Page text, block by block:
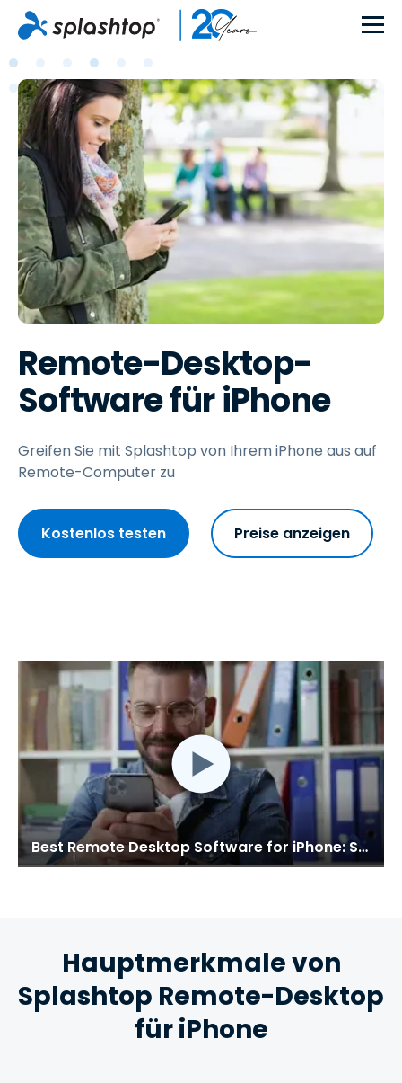
Remote-Desktop-
Software für iPhone
Greifen Sie mit Splashtop von Ihrem iPhone aus auf
Remote-Computer zu
Kostenlos testen Preise anzeigen
Best Remote Desktop Software for iPhone: Splashtop
Hauptmerkmale von
Splashtop Remote-Desktop
für iPhone